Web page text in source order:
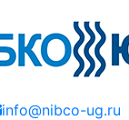
info@nibco-ug.ru